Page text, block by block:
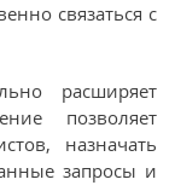
связаться с
расширяет
позволяет
назначать
запросы и